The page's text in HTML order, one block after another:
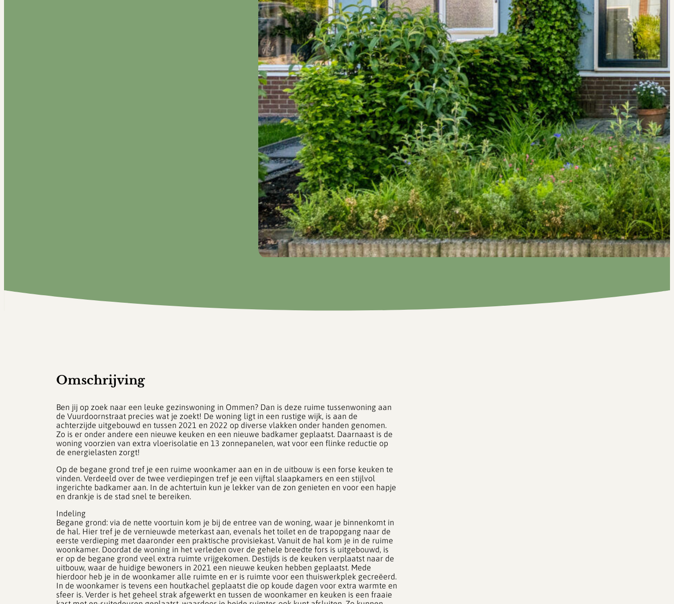
Omschrijving
Ben jij op zoek naar een leuke gezinswoning in Ommen? Dan is deze ruime tussenwoning aan
de Vuurdoornstraat precies wat je zoekt! De woning ligt in een rustige wijk, is aan de
achterzijde uitgebouwd en tussen 2021 en 2022 op diverse vlakken onder handen genomen.
Zo is er onder andere een nieuwe keuken en een nieuwe badkamer geplaatst. Daarnaast is de
woning voorzien van extra vloerisolatie en 13 zonnepanelen, wat voor een flinke reductie op
de energielasten zorgt!
Op de begane grond tref je een ruime woonkamer aan en in de uitbouw is een forse keuken te
vinden. Verdeeld over de twee verdiepingen tref je een vijftal slaapkamers en een stijlvol
ingerichte badkamer aan. In de achtertuin kun je lekker van de zon genieten en voor een hapje
en drankje is de stad snel te bereiken.
Indeling
Begane grond: via de nette voortuin kom je bij de entree van de woning, waar je binnenkomt in
de hal. Hier tref je de vernieuwde meterkast aan, evenals het toilet en de trapopgang naar de
eerste verdieping met daaronder een praktische provisiekast. Vanuit de hal kom je in de ruime
woonkamer. Doordat de woning in het verleden over de gehele breedte fors is uitgebouwd, is
er op de begane grond veel extra ruimte vrijgekomen. Destijds is de keuken verplaatst naar de
uitbouw, waar de huidige bewoners in 2021 een nieuwe keuken hebben geplaatst. Mede
hierdoor heb je in de woonkamer alle ruimte en er is ruimte voor een thuiswerkplek gecreëerd.
In de woonkamer is tevens een houtkachel geplaatst die op koude dagen voor extra warmte en
sfeer is. Verder is het geheel strak afgewerkt en tussen de woonkamer en keuken is een fraaie